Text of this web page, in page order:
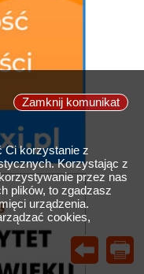
Zamknij komunikat
Ci korzystanie z
Korzystając z
przez nas
plików, to zgadzasz
urządzenia.
cookies,